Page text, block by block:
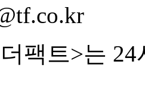
팩트>는